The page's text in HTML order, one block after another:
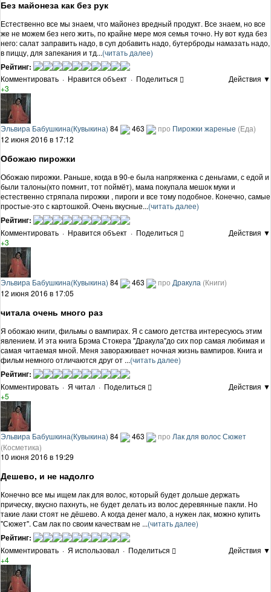
Без майонеза как без рук
Естественно все мы знаем, что майонез вредный продукт. Все знаем, но все
же не можем без него жить, по крайне мере моя семья точно. Ну вот куда без
него: салат заправить надо, в суп добавить надо, бутерброды намазать надо,
в пиццу, для запекания и тд...(читать далее)
Рейтинг:
Комментировать · Нравится объект · Поделиться
Действия ▼
+3
Эльвира Бабушкина(Кувыкина) 84 463 про Пирожки жареные (Еда)
12 июня 2016 в 17:12
Обожаю пирожки
Обожаю пирожки. Раньше, когда в 90-е была напряженка с деньгами, с едой и
были талоны(кто помнит, тот поймёт), мама покупала мешок муки и
естественно стряпала пирожки , пироги и все тому подобное. Конечно, самые
простые-это с картошкой. Очень вкусные...(читать далее)
Рейтинг:
Комментировать · Нравится объект · Поделиться
Действия ▼
+3
Эльвира Бабушкина(Кувыкина) 84 463 про Дракула (Книги)
12 июня 2016 в 17:05
читала очень много раз
Я обожаю книги, фильмы о вампирах. Я с самого детства интересуюсь этим
явлением. И эта книга Брэма Стокера "Дракула"до сих пор самая любимая и
самая читаемая мной. Меня завораживает ночная жизнь вампиров. Книга и
фильм немного отличаются друг от ...(читать далее)
Рейтинг:
Комментировать · Я читал · Поделиться
Действия ▼
+5
Эльвира Бабушкина(Кувыкина) 84 463 про Лак для волос Сюжет
(Косметика)
10 июня 2016 в 19:29
Дешево, и не надолго
Конечно все мы ищем лак для волос, который будет дольше держать
прическу, вкусно пахнуть, не будет делать из волос деревянные пакли. Но
такие лаки стоят не дёшево. А когда денег мало, а нужен лак, можно купить
"Сюжет". Сам лак по своим качествам не ...(читать далее)
Рейтинг:
Комментировать · Я использовал · Поделиться
Действия ▼
+4